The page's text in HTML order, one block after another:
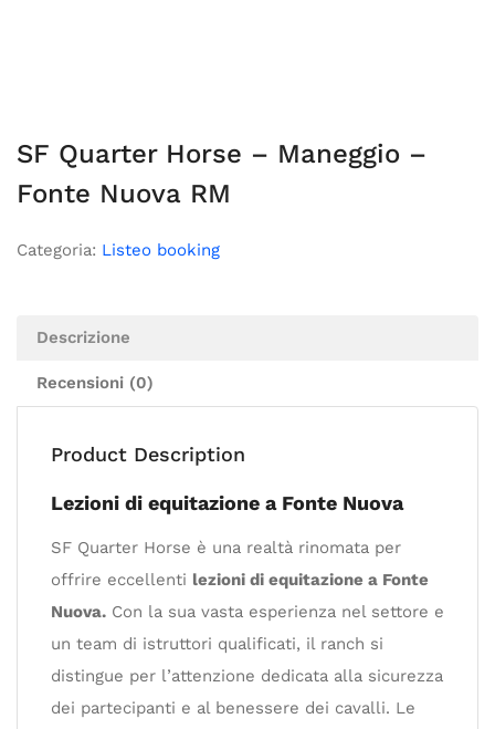
SF Quarter Horse – Maneggio –
Fonte Nuova RM
Categoria: Listeo booking
Descrizione
Recensioni (0)
Product Description
Lezioni di equitazione a Fonte Nuova
SF Quarter Horse è una realtà rinomata per
offrire eccellenti lezioni di equitazione a Fonte
Nuova. Con la sua vasta esperienza nel settore e
un team di istruttori qualificati, il ranch si
distingue per l’attenzione dedicata alla sicurezza
dei partecipanti e al benessere dei cavalli. Le